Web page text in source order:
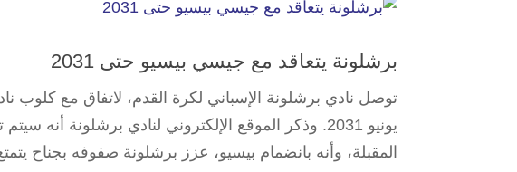
برشلونة يتعاقد مع جيسي بيسيو حتى 2031
يونيو 2031. وذكر الموقع الإلكتروني لنادي برشلونة
المقبلة، وأنه بانضمام بيسيو، عزز برشلونة صفوفه بجناح